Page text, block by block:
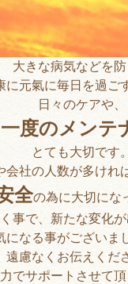
大きな病気などを防
に元氣に毎日を過ご
日々のケアや、
度のメンテ
とても大切です。
会社の人数が多けれ
全の為に大切にな
事で、新たな変化が
になる事がございま
遠慮なくお伝えくだ
でサポートさせて頂